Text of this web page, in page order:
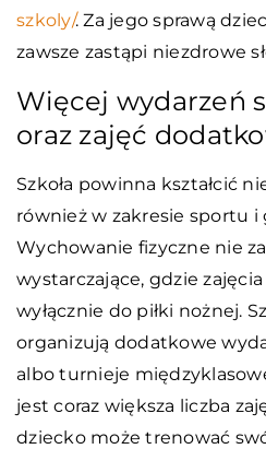
szkoly/. Za jego sprawą
zawsze zastąpi niezdrowe
Więcej wydarzeń
oraz zajęć
Szkoła powinna kształcić
również w zakresie sportu
Wychowanie fizyczne nie
wystarczające, gdzie
wyłącznie do piłki nożnej.
organizują dodatkowe
albo turnieje
jest coraz większa liczba
dziecko może trenować